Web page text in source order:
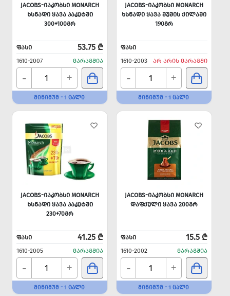
JACOBS-ᲘᲐᲙᲝᲑᲡᲘ MONARCH
ᲮᲡᲜᲐᲓᲘ ᲧᲐᲕᲐ ᲞᲐᲙᲔᲢᲨᲘ
300+100ᲒᲠ
ᲤᲐᲡᲘ 53.75 ₾
1610-2007 ᲛᲐᲠᲐᲒᲨᲘᲐ
- +
ᲛᲘᲜᲘᲛᲣᲛ - 1 ᲪᲐᲚᲘ
JACOBS-ᲘᲐᲙᲝᲑᲡᲘ MONARCH
ᲮᲡᲜᲐᲓᲘ ᲧᲐᲕᲐ ᲨᲣᲨᲘᲡ ᲥᲘᲚᲐᲨᲘ
190ᲒᲠ
ᲤᲐᲡᲘ
1610-2003
ᲐᲠ ᲐᲠᲘᲡ ᲛᲐᲠᲐᲒᲨᲘ
- +
ᲛᲘᲜᲘᲛᲣᲛ - 1 ᲪᲐᲚᲘ
JACOBS-ᲘᲐᲙᲝᲑᲡᲘ MONARCH
ᲮᲡᲜᲐᲓᲘ ᲧᲐᲕᲐ ᲞᲐᲙᲔᲢᲨᲘ
230+70ᲒᲠ
ᲤᲐᲡᲘ 41.25 ₾
1610-2005 ᲛᲐᲠᲐᲒᲨᲘᲐ
- +
ᲛᲘᲜᲘᲛᲣᲛ - 1 ᲪᲐᲚᲘ
JACOBS-ᲘᲐᲙᲝᲑᲡᲘ MONARCH
ᲓᲐᲤᲥᲣᲚᲘ ᲧᲐᲕᲐ 200ᲒᲠ
ᲤᲐᲡᲘ 15.5 ₾
1610-2002 ᲛᲐᲠᲐᲒᲨᲘᲐ
- +
ᲛᲘᲜᲘᲛᲣᲛ - 1 ᲪᲐᲚᲘ